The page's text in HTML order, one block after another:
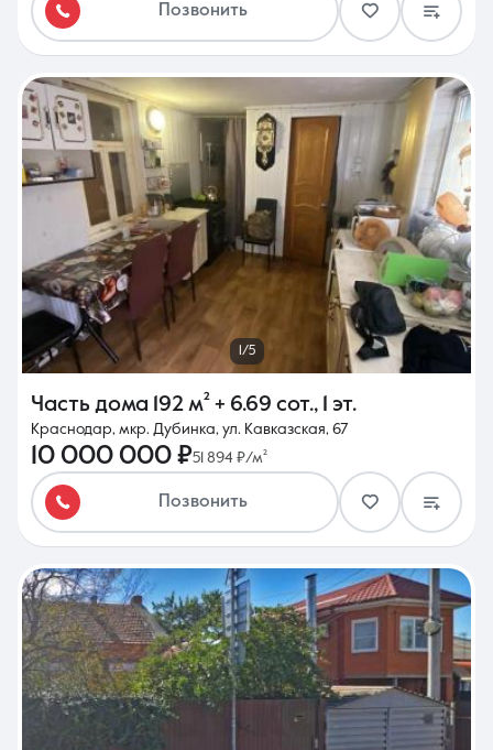
Позвонить
1/5
Часть дома 192 м² + 6.69 сот., 1 эт.
Краснодар, мкр. Дубинка, ул. Кавказская, 67
10 000 000 ₽51 894 ₽/м²
Позвонить